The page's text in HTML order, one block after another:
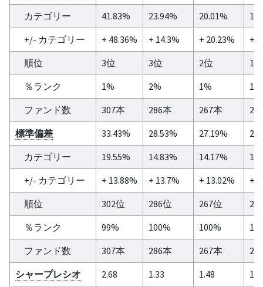
カテゴリー
41.83% 23.94% 20.01%
+/- カテゴリー
+ 48.36% + 14.3% + 20.23%
+
順位
3位 3位 2位
1位
％ランク
1% 2% 1%
1%
ファンド数
307本 286本 267本
標準偏差
33.43% 28.53% 27.19%
カテゴリー
19.55% 14.83% 14.17%
+/- カテゴリー
+ 13.88% + 13.7% + 13.02%
+
順位
302位 286位 267位
％ランク
99% 100% 100%
ファンド数
307本 286本 267本
シャープレシオ
2.68 1.33 1.48